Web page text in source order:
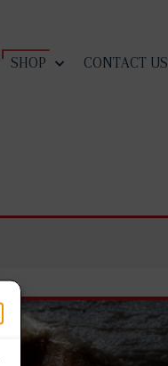
SHOP CONTACT US